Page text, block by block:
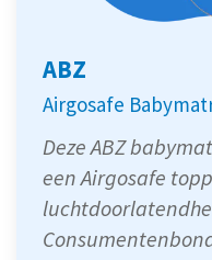
ABZ
Airgosafe
Deze ABZ
een Airgosafe